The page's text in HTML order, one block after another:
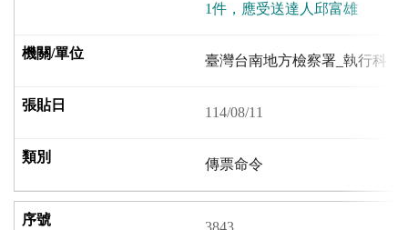
1件，應受送達人邱富雄
臺灣台南地方檢察署_執行科
114/08/11
傳票命令